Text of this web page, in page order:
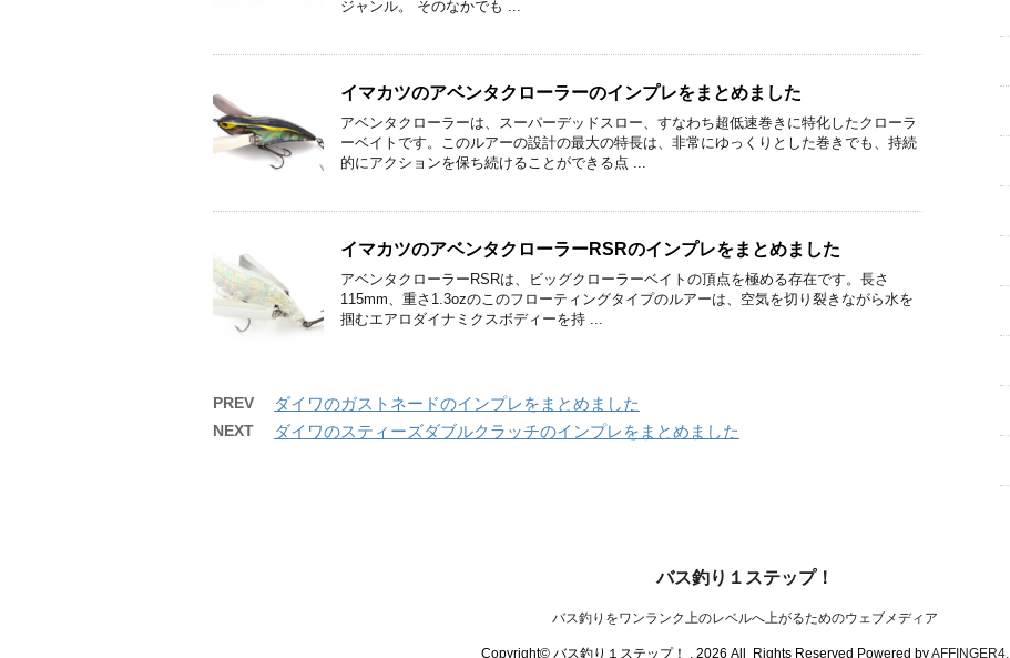
ジャンル。 そのなかでも ...
イマカツのアベンタクローラーのインプレをまとめました
アベンタクローラーは、スーパーデッドスロー、すなわち超低速巻きに特化したクローラ
ーベイトです。このルアーの設計の最大の特長は、非常にゆっくりとした巻きでも、持続
的にアクションを保ち続けることができる点 ...
イマカツのアベンタクローラーRSRのインプレをまとめました
アベンタクローラーRSRは、ビッグクローラーベイトの頂点を極める存在です。長さ
115mm、重さ1.3ozのこのフローティングタイプのルアーは、空気を切り裂きながら水を
掴むエアロダイナミクスボディーを持 ...
PREV ダイワのガストネードのインプレをまとめました
NEXT ダイワのスティーズダブルクラッチのインプレをまとめました
バス釣り１ステップ！
バス釣りをワンランク上のレベルへ上がるためのウェブメディア
Copyright© バス釣り１ステップ！ , 2026 All Rights Reserved Powered byAFFINGER4.